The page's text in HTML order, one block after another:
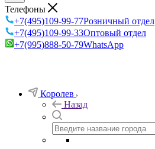
Телефоны
+7(495)109-99-77Розничный отдел
+7(495)109-99-33Оптовый отдел
+7(995)888-50-79WhatsApp
Королев
Назад